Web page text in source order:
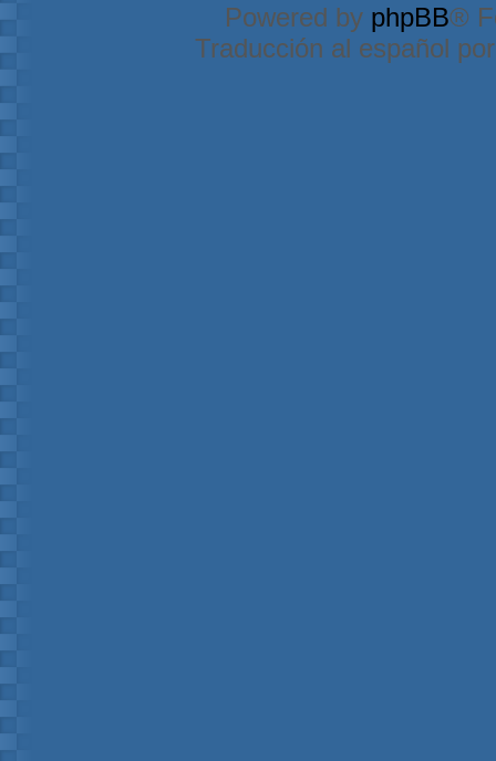
Powered by phpBB®
Traducción al español